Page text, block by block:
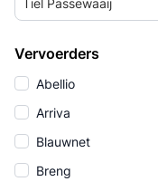
Tiel Passewaaij
Vervoerders
Abellio
Arriva
Blauwnet
Breng